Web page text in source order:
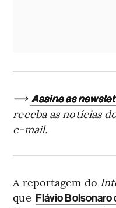
⟶ Assine as
receba as notícias
e-mail.
A reportagem do
que Flávio